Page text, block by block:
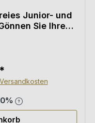
Junior- und
Sie Ihrem